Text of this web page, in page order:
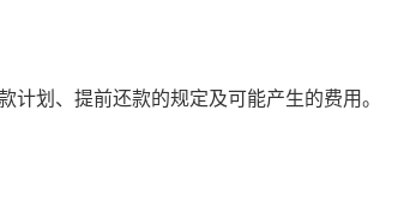
划、提前还款的规定及可能产生的费用。